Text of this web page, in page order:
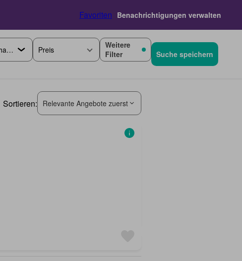
Favoriten Benachrichtigungen verwalten
Preis
Weitere
Filter
Suche speichern
Sortieren: Relevante Angebote zuerst